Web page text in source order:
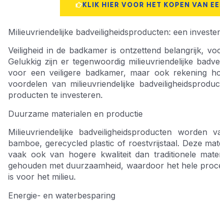
KLIK HIER VOOR HET KOPEN VAN
Milieuvriendelijke badveiligheidsproducten: een
Veiligheid in de badkamer is ontzettend belangrijk,
Gelukkig zijn er tegenwoordig milieuvriendelijke
voor een veiligere badkamer, maar ook rekening
voordelen van milieuvriendelijke
producten te investeren.
Duurzame materialen en productie
Milieuvriendelijke badveiligheidsproducten
bamboe, gerecycled plastic of roestvrijstaal. Deze
vaak ook van hogere kwaliteit dan traditionele
gehouden met duurzaamheid, waardoor het hele
is voor het milieu.
Energie- en waterbesparing